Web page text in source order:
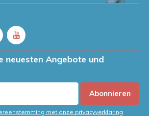
neuesten Angebote und
Abonnieren
met onze privacyverklaring